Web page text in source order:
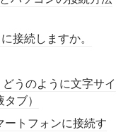
接続しますか。
うのように文字サイ
ブ）
ートフォンに接続す